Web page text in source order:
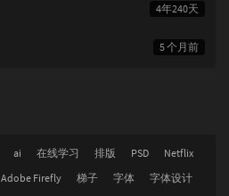
4年240天
5 个月前
ai 在线学习 排版 PSD
Netflix
Adobe Firefly 梯子 字体
字体设计